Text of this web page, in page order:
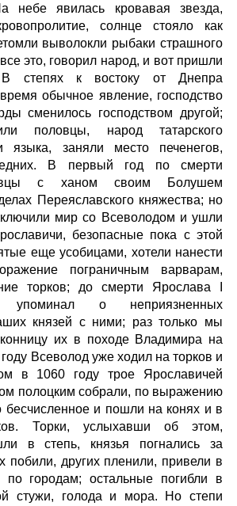
небе явилась кровавая звезда,
солнце стояло как
выволокли рыбаки страшного
это, говорил народ, и вот пришли
В степях к востоку от Днепра
обычное явление, господство
сменилось господством другой;
половцы, народ татарского
языка, заняли место печенегов,
В первый год по смерти
с ханом своим Болушем
Переяславского княжества; но
мир со Всеволодом и ушли
безопасные пока с этой
еще усобицами, хотели нанести
пограничным варварам,
торков; до смерти Ярослава I
упоминал о неприязненных
князей с ними; раз только мы
их в походе Владимира на
Всеволод уже ходил на торков и
в 1060 году трое Ярославичей
полоцким собрали, по выражению
бесчисленное и пошли на конях и в
Торки, услыхавши об этом,
в степь, князья погнались за
побили, других пленили, привели в
по городам; остальные погибли в
стужи, голода и мора. Но степи